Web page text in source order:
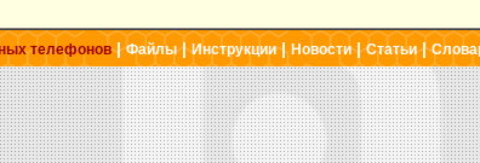
телефонов|Файлы|Инструкции| Новости|Статьи|